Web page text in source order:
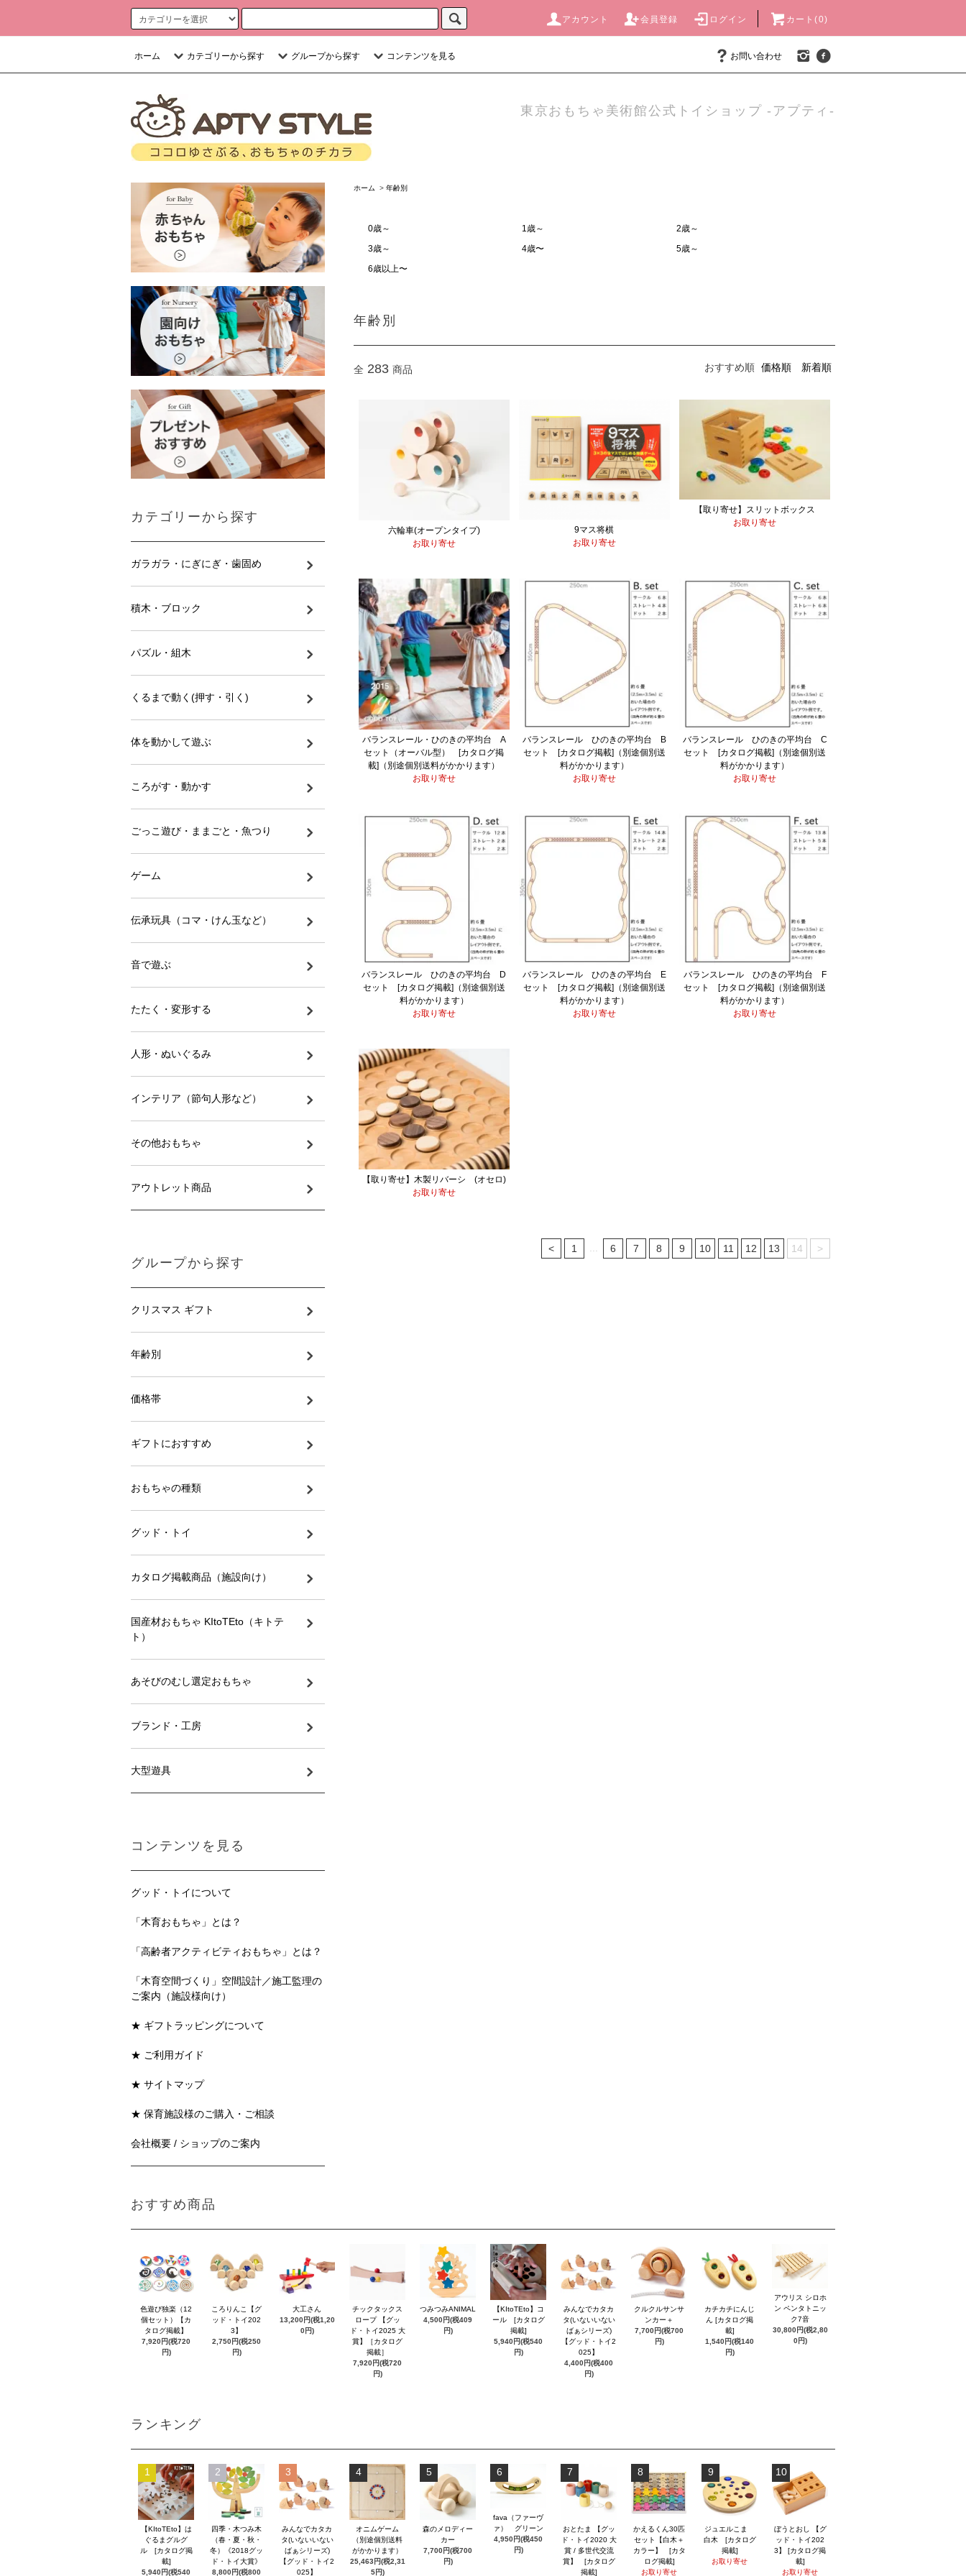
アカウント 会員登録 ログイン カート(0)
ホーム カテゴリーから探す グループから探す コンテンツを見る お問い合わせ
東京おもちゃ美術館公式トイショップ -アプティ-
ホーム > 年齢別
0歳～ 1歳～
2歳～
3歳～
4歳〜
5歳～
6歳以上〜
年齢別
全 283 商品 おすすめ順 価格順 新着順
六輪車(オープンタイプ)
お取り寄せ
9マス将棋
お取り寄せ
【取り寄せ】スリットボックス
お取り寄せ
バランスレール・ひのきの平均台 A
セット（オーバル型） [カタログ掲
載]（別途個別送料がかかります）
お取り寄せ
バランスレール ひのきの平均台 B
セット [カタログ掲載]（別途個別送
料がかかります）
お取り寄せ
バランスレール ひのきの平均台 C
セット [カタログ掲載]（別途個別送
料がかかります）
お取り寄せ
バランスレール ひのきの平均台 D
セット [カタログ掲載]（別途個別送
料がかかります）
お取り寄せ
バランスレール ひのきの平均台 E
セット [カタログ掲載]（別途個別送
料がかかります）
お取り寄せ
バランスレール ひのきの平均台 F
セット [カタログ掲載]（別途個別送
料がかかります）
お取り寄せ
【取り寄せ】木製リバーシ (オセロ)
お取り寄せ
< 1 6 7 8 9 10 11 12 13 14 >
カテゴリーから探す
ガラガラ・にぎにぎ・歯固め
積木・ブロック
パズル・組木
くるまで動く(押す・引く)
体を動かして遊ぶ
ころがす・動かす
ごっこ遊び・ままごと・魚つり
ゲーム
伝承玩具（コマ・けん玉など）
音で遊ぶ
たたく・変形する
人形・ぬいぐるみ
インテリア（節句人形など）
その他おもちゃ
アウトレット商品
グループから探す
クリスマス ギフト
年齢別
価格帯
ギフトにおすすめ
おもちゃの種類
グッド・トイ
カタログ掲載商品（施設向け）
国産材おもちゃ KItoTEto（キトテ
ト）
あそびのむし選定おもちゃ
ブランド・工房
大型遊具
コンテンツを見る
グッド・トイについて
「木育おもちゃ」とは？
「高齢者アクティビティおもちゃ」とは？
「木育空間づくり」空間設計／施工監理の
ご案内（施設様向け）
★ ギフトラッピングについて
★ ご利用ガイド
★ サイトマップ
★ 保育施設様のご購入・ご相談
会社概要 / ショップのご案内
おすすめ商品
色遊び独楽（12
個セット）【カ
タログ掲載】
7,920円(税720
円)
ころりんこ【グ
ッド・トイ202
3】
2,750円(税250
円)
大工さん
13,200円(税1,20
0円)
チックタックス
ロープ 【グッ
ド・トイ2025 大
賞】［カタログ
掲載］
7,920円(税720
円)
つみつみANIMAL
4,500円(税409
円)
【KItoTEto】コ
ール [カタログ
掲載]
5,940円(税540
円)
みんなでカタカ
タ(いないいない
ばぁシリーズ)
【グッド・トイ2
025】
4,400円(税400
円)
クルクルサンサ
ンカー＋
7,700円(税700
円)
カチカチにんじ
ん [カタログ掲
載]
1,540円(税140
円)
アウリス シロホ
ン ペンタトニッ
ク7音
30,800円(税2,80
0円)
ランキング
1
【KItoTEto】は
ぐるまグルグ
ル [カタログ掲
載]
5,940円(税540
2
四季・木つみ木
（春・夏・秋・
冬）《2018グッ
ド・トイ大賞》
8,800円(税800
3
みんなでカタカ
タ(いないいない
ばぁシリーズ)
【グッド・トイ2
025】
4
オニムゲーム
（別途個別送料
がかかります）
25,463円(税2,31
5円)
5
森のメロディー
カー
7,700円(税700
円)
6
fava（ファーヴ
ァ） グリーン
4,950円(税450
円)
7
おとたま 【グッ
ド・トイ2020 大
賞 / 多世代交流
賞】 [カタログ
掲載]
8
かえるくん30匹
セット【白木＋
カラー】 [カタ
ログ掲載]
お取り寄せ
9
ジュエルこま
白木 [カタログ
掲載]
お取り寄せ
10
ぼうとおし 【グ
ッド・トイ202
3】 [カタログ掲
載]
お取り寄せ